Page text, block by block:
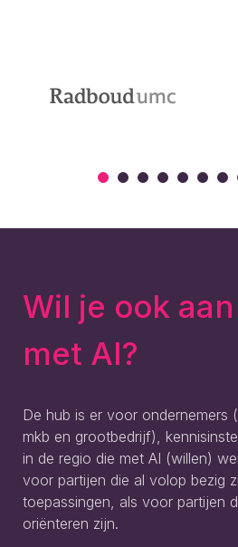
Wil je ook
met AI?
De hub is er voor ondernemers
mkb en grootbedrijf),
in de regio die met AI (willen)
voor partijen die al volop bezig
toepassingen, als voor partijen
oriënteren zijn.